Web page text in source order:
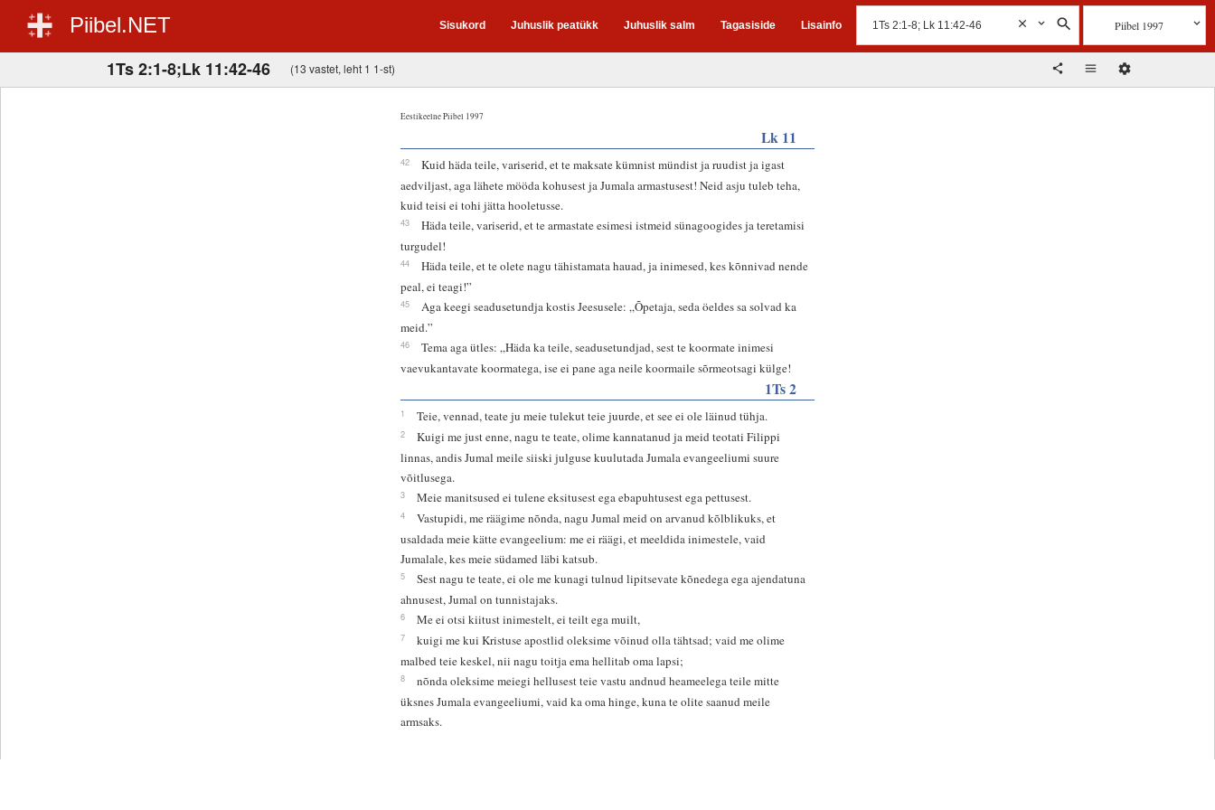
Piibel.NET Sisukord Juhuslik peatükk Juhuslik salm Tagasiside Lisainfo Piibel 1997
1Ts 2:1-8;Lk 11:42-46 (13 vastet, leht 1 1-st)
Eestikeelne Piibel 1997
Lk 11
42
Kuid häda teile, variserid, et te maksate kümnist mündist ja ruudist ja igast
aedviljast, aga lähete mööda kohusest ja Jumala armastusest! Neid asju tuleb teha,
kuid teisi ei tohi jätta hooletusse.
43
Häda teile, variserid, et te armastate esimesi istmeid sünagoogides ja teretamisi
turgudel!
44
Häda teile, et te olete nagu tähistamata hauad, ja inimesed, kes kõnnivad nende
peal, ei teagi!”
45
Aga keegi seadusetundja kostis Jeesusele: „Õpetaja, seda öeldes sa solvad ka
meid.”
46
Tema aga ütles: „Häda ka teile, seadusetundjad, sest te koormate inimesi
vaevukantavate koormatega, ise ei pane aga neile koormaile sõrmeotsagi külge!
1Ts 2
1 Teie, vennad, teate ju meie tulekut teie juurde, et see ei ole läinud tühja.
2
Kuigi me just enne, nagu te teate, olime kannatanud ja meid teotati Filippi
linnas, andis Jumal meile siiski julguse kuulutada Jumala evangeeliumi suure
võitlusega.
3 Meie manitsused ei tulene eksitusest ega ebapuhtusest ega pettusest.
4
Vastupidi, me räägime nõnda, nagu Jumal meid on arvanud kõlblikuks, et
usaldada meie kätte evangeelium: me ei räägi, et meeldida inimestele, vaid
Jumalale, kes meie südamed läbi katsub.
5
Sest nagu te teate, ei ole me kunagi tulnud lipitsevate kõnedega ega ajendatuna
ahnusest, Jumal on tunnistajaks.
6 Me ei otsi kiitust inimestelt, ei teilt ega muilt,
7
kuigi me kui Kristuse apostlid oleksime võinud olla tähtsad; vaid me olime
malbed teie keskel, nii nagu toitja ema hellitab oma lapsi;
8
nõnda oleksime meiegi hellusest teie vastu andnud heameelega teile mitte
üksnes Jumala evangeeliumi, vaid ka oma hinge, kuna te olite saanud meile
armsaks.